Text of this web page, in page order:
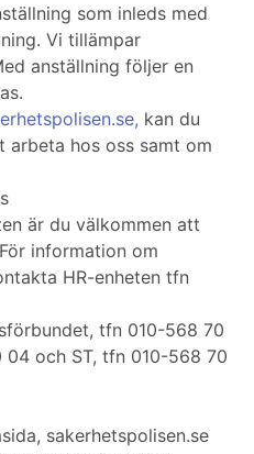
som inleds med
Vi tillämpar
anställning följer en
kan du
arbeta hos oss samt om
är du välkommen att
information om
HR-enheten tfn
tfn 010-568 70
04 och ST, tfn 010-568 70
sakerhetspolisen.se